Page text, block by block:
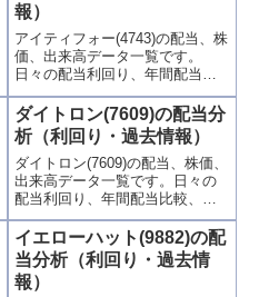
報）
アイティフォー(4743)の配当、株
価、出来高データ一覧です。
日々の配当利回り、年間配当比
較、株価や出来高との関連、高
額配当目的の買い時チャンスな
ど、表とグラフでわかりやすく
掲載、配当利回りランキングも
参考に！
ダイトロン(7609)の配当分
析（利回り・過去情報）
ダイトロン(7609)の配当、株価、
出来高データ一覧です。日々の
配当利回り、年間配当比較、株
価や出来高との関連、高額配当
目的の買い時チャンスなど、表
とグラフでわかりやすく掲載、
配当利回りランキングも参考
に！
イエローハット(9882)の配
当分析（利回り・過去情
報）